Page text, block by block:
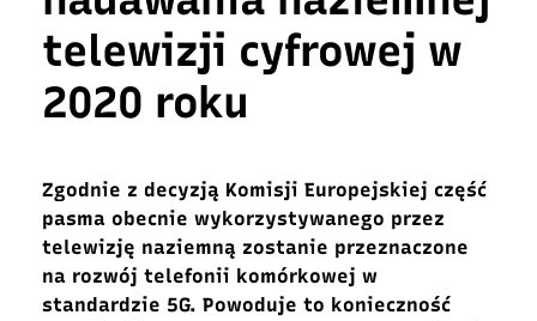
telewizji cyfrowej w
2020 roku
Zgodnie z decyzją Komisji Europejskiej część
pasma obecnie wykorzystywanego przez
telewizję naziemną zostanie przeznaczone
na rozwój telefonii komórkowej w
standardzie 5G. Powoduje to konieczność